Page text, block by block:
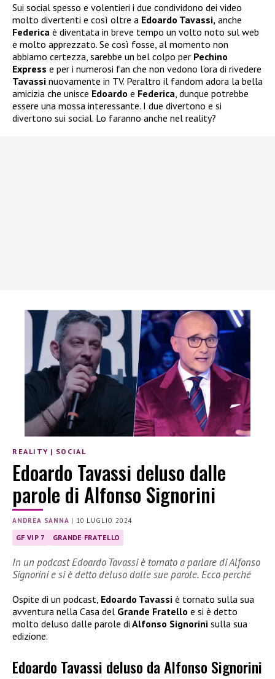
Sui social spesso e volentieri i due condividono dei video
molto divertenti e così oltre a Edoardo Tavassi, anche
Federica è diventata in breve tempo un volto noto sul web
e molto apprezzato. Se così fosse, al momento non
abbiamo certezza, sarebbe un bel colpo per Pechino
Express e per i numerosi fan che non vedono l’ora di rivedere
Tavassi nuovamente in TV. Peraltro il fandom adora la bella
amicizia che unisce Edoardo e Federica , dunque potrebbe
essere una mossa interessante. I due divertono e si
divertono sui social. Lo faranno anche nel reality?
REALITY | SOCIAL
Edoardo Tavassi deluso dalle
parole di Alfonso Signorini
ANDREA SANNA | 10 LUGLIO 2024
GF VIP 7 GRANDE FRATELLO
In un podcast Edoardo Tavassi è tornato a parlare di Alfonso
Signorini e si è detto deluso dalle sue parole. Ecco perché
Ospite di un podcast, Edoardo Tavassi è tornato sulla sua
avventura nella Casa del Grande Fratello e si è detto
molto deluso dalle parole di Alfonso Signorini sulla sua
edizione.
Edoardo Tavassi deluso da Alfonso Signorini